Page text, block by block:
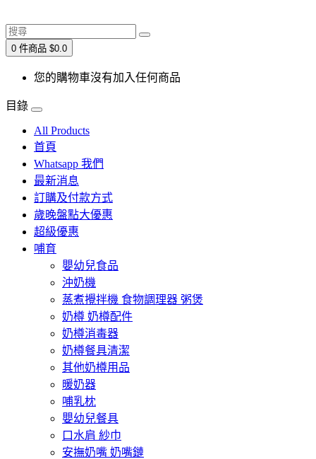
0 件商品 $0.0
您的購物車沒有加入任何商品
目錄
All Products
首頁
Whatsapp 我們
最新消息
訂購及付款方式
歲晚盤點大優惠
超級優惠
哺育
嬰幼兒食品
沖奶機
蒸煮攪拌機 食物調理器 粥煲
奶樽 奶樽配件
奶樽消毒器
奶樽餐具清潔
其他奶樽用品
暖奶器
哺乳枕
嬰幼兒餐具
口水肩 紗巾
安撫奶嘴 奶嘴鏈